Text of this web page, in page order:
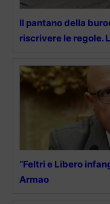
Il pantano della
riscrivere le regole.
“Feltri e Libero
Armao